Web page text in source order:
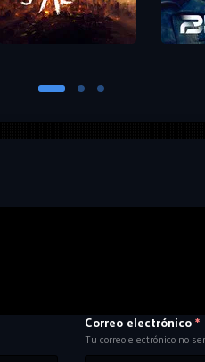
Correo electrónico *
Tu correo electrónico no